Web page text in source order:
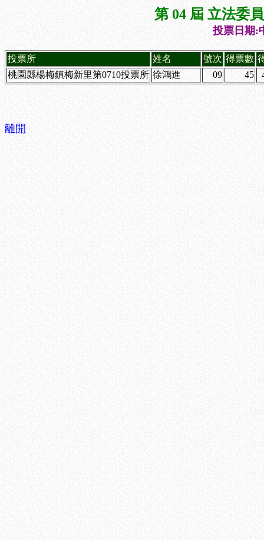
第 04 屆 立法委
投票日期:
投票所 姓名 號次 得票數
桃園縣楊梅鎮梅新里第0710投票所 徐鴻進 09 45
離開